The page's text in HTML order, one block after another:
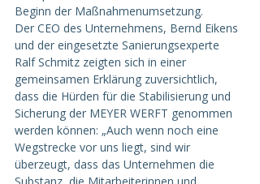
Beginn der Maßnahmenumsetzung.
Der CEO des Unternehmens, Bernd Eikens
und der eingesetzte Sanierungsexperte
Ralf Schmitz zeigten sich in einer
gemeinsamen Erklärung zuversichtlich,
dass die Hürden für die Stabilisierung und
Sicherung der MEYER WERFT genommen
werden können: „Auch wenn noch eine
Wegstrecke vor uns liegt, sind wir
überzeugt, dass das Unternehmen die